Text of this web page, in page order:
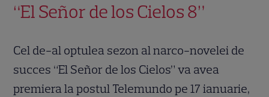
“El Señor de los Cielos 8”
Cel de-al optulea sezon al narco-novelei de
succes “El Señor de los Cielos” va avea
premiera la postul Telemundo pe 17 ianuarie,